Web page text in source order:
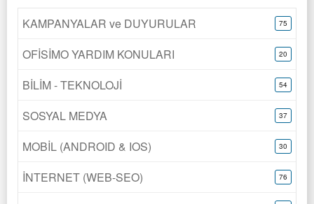
KAMPANYALAR ve DUYURULAR 75
OFİSİMO YARDIM KONULARI 20
BİLİM - TEKNOLOJİ 54
SOSYAL MEDYA 37
MOBİL (ANDROID & IOS) 30
İNTERNET (WEB-SEO) 76